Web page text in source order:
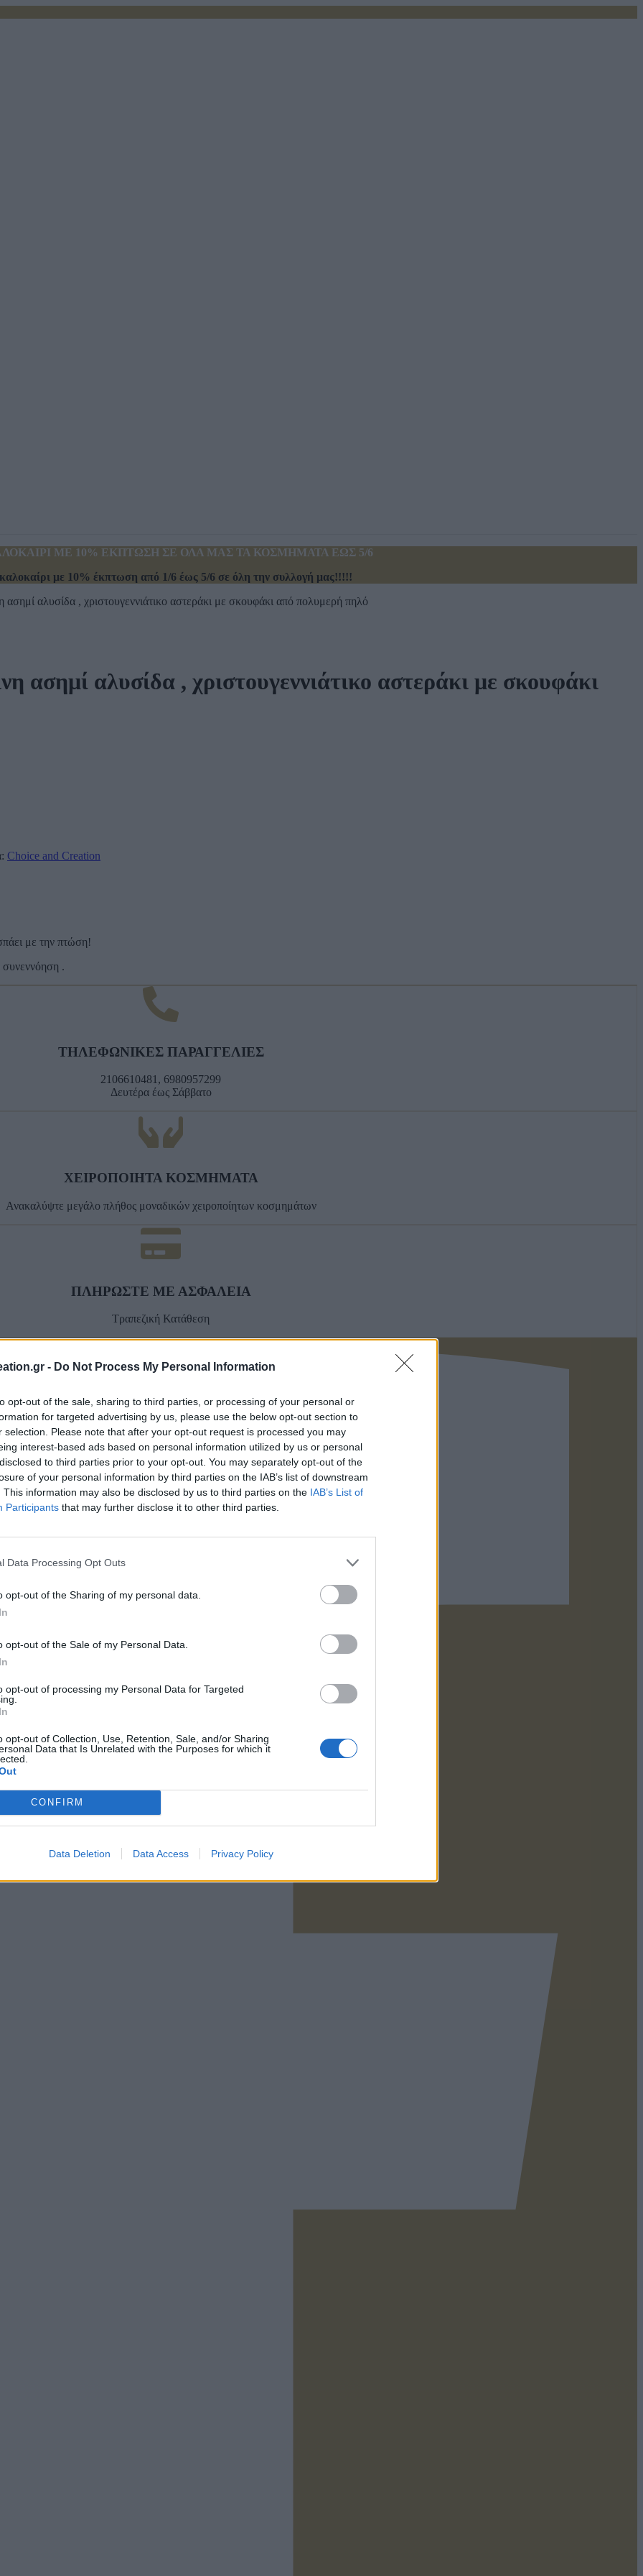
- Do Not Process My Personal Information
opt-out of the sale, sharing to third parties, or processing of your personal or
for targeted advertising by us, please use the below opt-out section to
selection. Please note that after your opt-out request is processed you may
interest-based ads based on personal information utilized by us or personal
to third parties prior to your opt-out. You may separately opt-out of the
of your personal information by third parties on the IAB’s list of downstream
This information may also be disclosed by us to third parties on the IAB’s List of
Participants that may further disclose it to other third parties.
Data Processing Opt Outs
opt-out of the Sharing of my personal data.
opt-out of the Sale of my Personal Data.
opt-out of processing my Personal Data for Targeted
opt-out of Collection, Use, Retention, Sale, and/or Sharing
Data that Is Unrelated with the Purposes for which it
CONFIRM
Data Deletion Data Access Privacy Policy
ΜΕ 10% ΕΚΠΤΩΣΗ ΣΕ ΟΛΑ ΜΑΣ ΤΑ ΚΟΣΜΗΜΑΤΑ ΕΩΣ 5/6
με 10% έκπτωση από 1/6 έως 5/6 σε όλη την συλλογή μας!!!!!
ασημί αλυσίδα , χριστουγεννιάτικο αστεράκι με σκουφάκι από πολυμερή πηλό
ασημί αλυσίδα , χριστουγεννιάτικο αστεράκι με σκουφάκι
Choice and Creation
με την πτώση!
συνεννόηση .
ΤΗΛΕΦΩΝΙΚΕΣ ΠΑΡΑΓΓΕΛΙΕΣ
2106610481, 6980957299
Δευτέρα έως Σάββατο
ΧΕΙΡΟΠΟΙΗΤΑ ΚΟΣΜΗΜΑΤΑ
Ανακαλύψτε μεγάλο πλήθος μοναδικών χειροποίητων κοσμημάτων
ΠΛΗΡΩΣΤΕ ΜΕ ΑΣΦΑΛΕΙΑ
Τραπεζική Κατάθεση
Facebook-f